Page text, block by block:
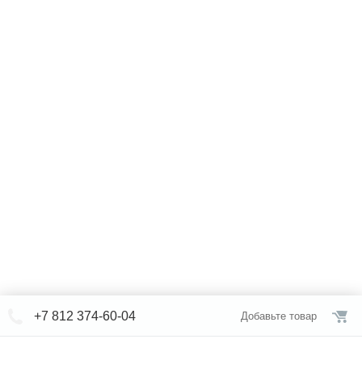
+7 812 374-60-04 Добавьте товар